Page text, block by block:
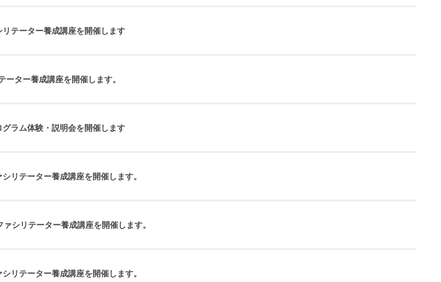
テーター養成講座を開催します
ター養成講座を開催します。
ラム体験・説明会を開催します
リテーター養成講座を開催します。
シリテーター養成講座を開催します。
リテーター養成講座を開催します。